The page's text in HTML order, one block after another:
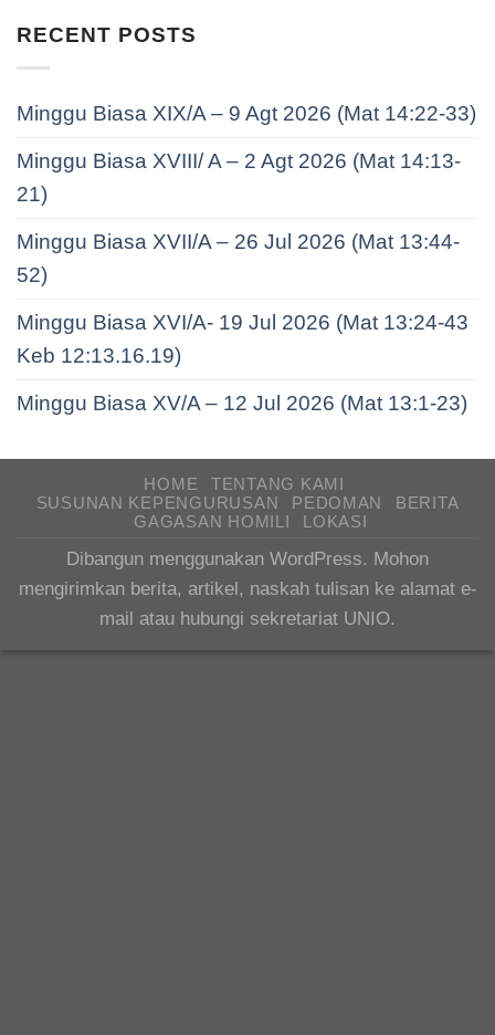
RECENT POSTS
Minggu Biasa XIX/A – 9 Agt 2026 (Mat 14:22-33)
Minggu Biasa XVIII/ A – 2 Agt 2026 (Mat 14:13-
21)
Minggu Biasa XVII/A – 26 Jul 2026 (Mat 13:44-
52)
Minggu Biasa XVI/A- 19 Jul 2026 (Mat 13:24-43
Keb 12:13.16.19)
Minggu Biasa XV/A – 12 Jul 2026 (Mat 13:1-23)
HOME
TENTANG KAMI
SUSUNAN KEPENGURUSAN
PEDOMAN
BERITA
GAGASAN HOMILI
LOKASI
Dibangun menggunakan WordPress. Mohon
mengirimkan berita, artikel, naskah tulisan ke alamat e-
mail atau hubungi sekretariat UNIO.